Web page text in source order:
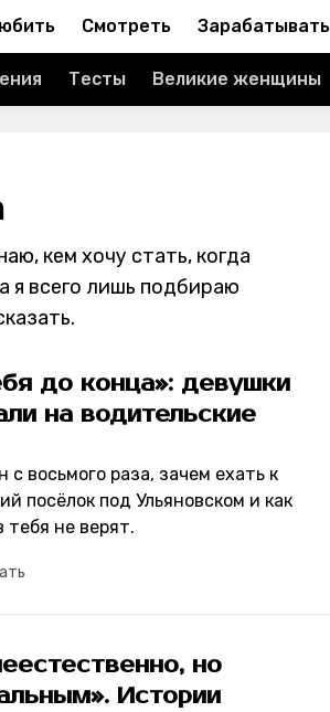
Смотреть Зарабатывать
Тесты Великие женщины
кем хочу стать, когда
я всего лишь подбираю
до конца»: девушки
на водительские
с восьмого раза, зачем ехать к
посёлок под Ульяновском и как
тебя не верят.
но
Истории